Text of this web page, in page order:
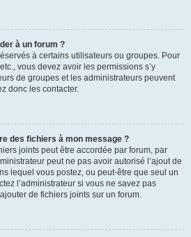
à un forum ?
à certains utilisateurs ou groupes. Pour
vous devez avoir les permissions s’y
de groupes et les administrateurs peuvent
donc les contacter.
des fichiers à mon message ?
joints peut être accordée par forum, par
peut ne pas avoir autorisé l’ajout de
lequel vous postez, ou peut-être que seul un
l’administrateur si vous ne savez pas
de fichiers joints sur un forum.